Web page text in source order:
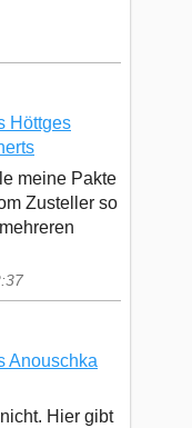
Höttges
meine Pakte
Zusteller so
Anouschka
Hier gibt